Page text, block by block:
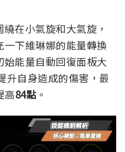
在小氣旋和大氣旋，
下維琳娜的能量轉換
能量自動回復面板大
升自身造成的傷害，最
高84點 。